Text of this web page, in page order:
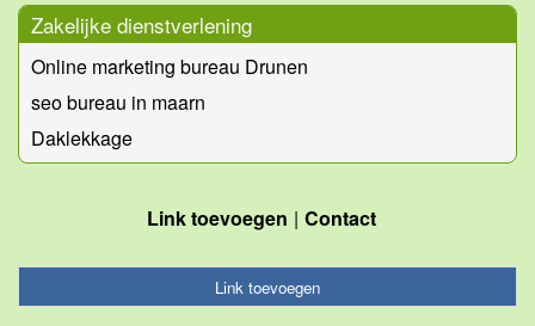
Zakelijke dienstverlening
Online marketing bureau Drunen
seo bureau in maarn
Daklekkage
Link toevoegen Contact
Link toevoegen